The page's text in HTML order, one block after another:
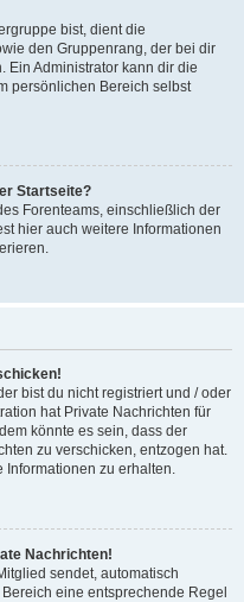
bist, dient die
den Gruppenrang, der bei dir
Ein Administrator kann dir die
persönlichen Bereich selbst
Startseite?
Forenteams, einschließlich der
hier auch weitere Informationen
bist du nicht registriert und / oder
hat Private Nachrichten für
könnte es sein, dass der
zu verschicken, entzogen hat.
Informationen zu erhalten.
Nachrichten!
sendet, automatisch
eine entsprechende Regel